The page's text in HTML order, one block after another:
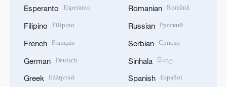
Esperanto Esperanto
Filipino Filipino
French Français
German Deutsch
Greek Ελληνικά
Romanian Română
Russian Русский
Serbian Српски
Sinhala සිංහල
Spanish Español